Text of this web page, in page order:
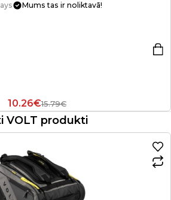
Mums tas ir noliktavā!
10.26€15.79€
VOLT produkti